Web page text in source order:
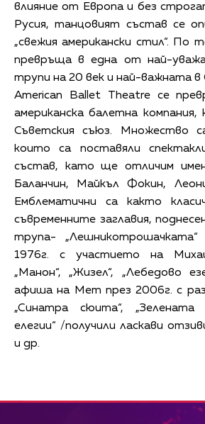
влияние от Европа и без
Русия, танцовият състав се
„свежия американски стил“. По
превръща в една от най-
трупи на 20 век и най-важната
American Ballet Theatre се
американска балетна
Съветския съюз. Множество
които са поставяли
състав, като ще отличим
Баланчин, Майкъл Фокин,
Емблематични са както
съвременните заглавия,
трупа-
1976г. с участието на
„Манон“, „Жизел“, „Лебедово
афиша на Мет през 2006г. с
„Синатра сюита“, „Зелената
елегии“ /получили ласкави
и др.